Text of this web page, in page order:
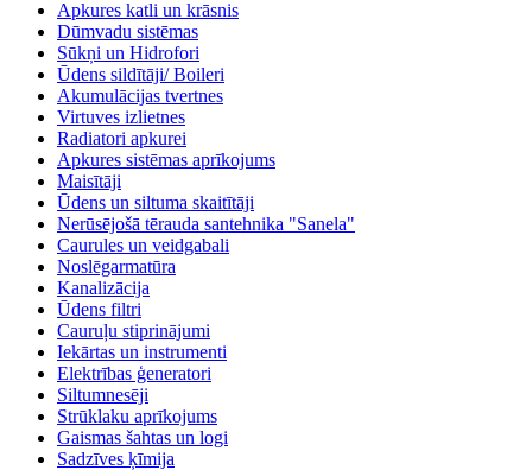
Apkures katli un krāsnis
Dūmvadu sistēmas
Sūkņi un Hidrofori
Ūdens sildītāji/ Boileri
Akumulācijas tvertnes
Virtuves izlietnes
Radiatori apkurei
Apkures sistēmas aprīkojums
Maisītāji
Ūdens un siltuma skaitītāji
Nerūsējošā tērauda santehnika "Sanela"
Caurules un veidgabali
Noslēgarmatūra
Kanalizācija
Ūdens filtri
Cauruļu stiprinājumi
Iekārtas un instrumenti
Elektrības ģeneratori
Siltumnesēji
Strūklaku aprīkojums
Gaismas šahtas un logi
Sadzīves ķīmija